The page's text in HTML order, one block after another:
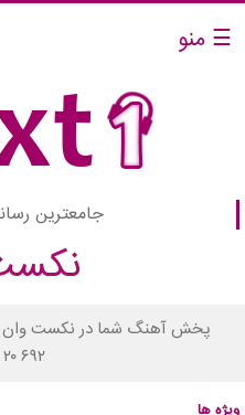
☰ منو
جامعترین
پخش آهنگ شما در نکست وان
۰۹۳۸